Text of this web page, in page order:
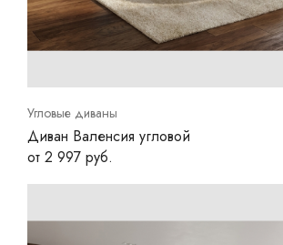
Угловые диваны
Диван Валенсия угловой
от 2 997 руб.